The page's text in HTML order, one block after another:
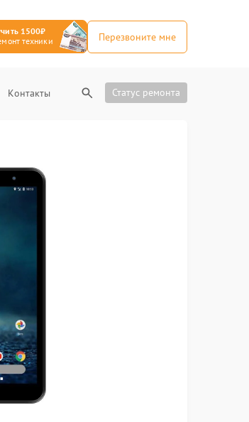
1500₽
техники
Перезвоните мне
Контакты Статус ремонта